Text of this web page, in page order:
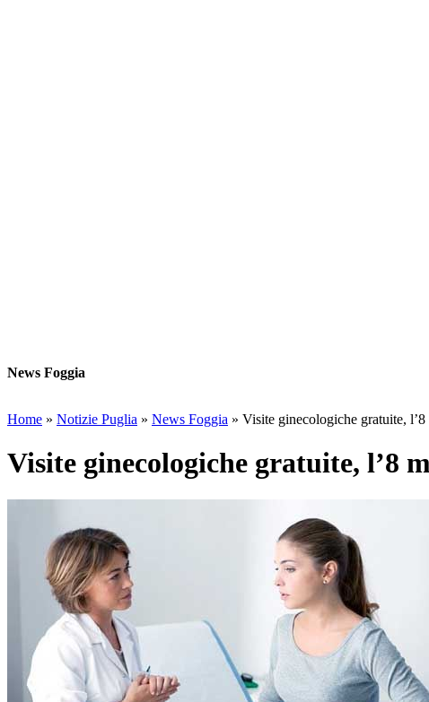
News Foggia
Home » Notizie Puglia » News Foggia » Visite ginecologiche gratuite,
Visite ginecologiche gratuite, l’8